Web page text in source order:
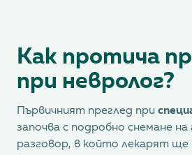
Как протича
при невролог?
Първичният преглед при
започва с подробно снемане на
разговор, в който лекарят ще